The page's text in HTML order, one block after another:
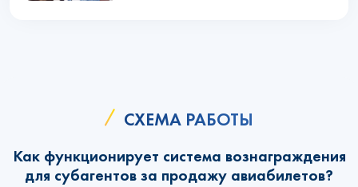
СХЕМА РАБОТЫ
Как функционирует система вознаграждения
для субагентов за продажу авиабилетов?